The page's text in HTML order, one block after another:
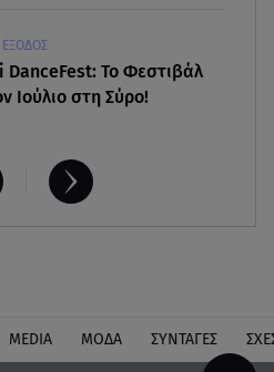
ΕΞΟΔΟΣ
Το Φεστιβάλ
Ιούλιο στη Σύρο!
MEDIA ΜΟΔΑ ΣΥΝΤΑΓΕΣ